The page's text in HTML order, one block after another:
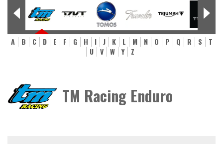
A B C D E F G H I J K L M N O P Q R S
T
U
V W Y Z
TM Racing Enduro